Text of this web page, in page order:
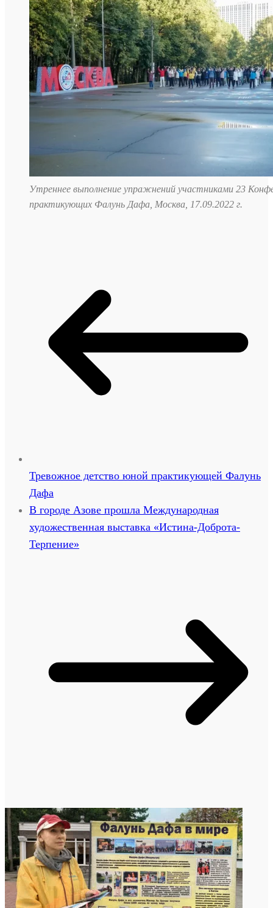
Утреннее выполнение упражнений участниками 23
практикующих Фалунь Дафа, Москва, 17.09.2022 г.
Тревожное детство юной практикующей Фалунь
Дафа
В городе Азове прошла Международная
художественная выставка «Истина-Доброта-
Терпение»